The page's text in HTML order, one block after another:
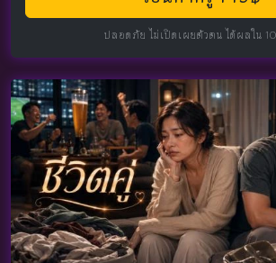
ปลอดภัย ไม่เปิดเผยตัวตน ได้ผลใน